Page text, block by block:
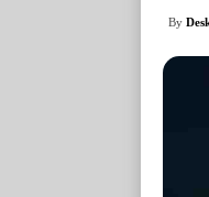
By